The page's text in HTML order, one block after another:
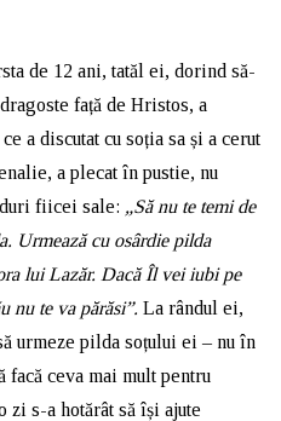
de 12 ani, tatăl ei, dorind să-
față de Hristos, a
a discutat cu soția sa și a cerut
a plecat în pustie, nu
fiicei sale: „Să nu te temi de
Urmează cu osârdie pilda
lui Lazăr. Dacă Îl vei iubi pe
nu te va părăsi”. La rândul ei,
urmeze pilda soțului ei – nu în
ceva mai mult pentru
zi s-a hotărât să își ajute